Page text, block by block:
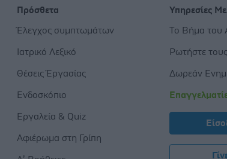
Πρόσθετα
Έλεγχος συμπτωμάτων
Ιατρικό Λεξικό
Θέσεις Έργασίας
Ενδοσκόπιο
Εργαλεία & Quiz
Αφιέρωμα στη Γρίπη
Υπηρεσίες
Το Βήμα του
Ρωτήστε
Δωρεάν